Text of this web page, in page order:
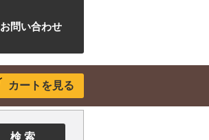
お問い合わせ
カートを見る